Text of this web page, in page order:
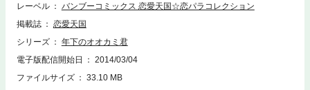
レーベル
バンブーコミックス 恋愛天国☆恋パラコレクション
掲載誌
恋愛天国
シリーズ
年下のオオカミ君
電子版配信開始日
2014/03/04
ファイルサイズ
33.10 MB